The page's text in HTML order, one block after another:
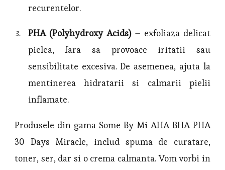
recurentelor.
PHA (Polyhydroxy Acids) – exfoliaza delicat
pielea, fara sa provoace iritatii sau
sensibilitate excesiva. De asemenea, ajuta la
mentinerea hidratarii si calmarii pielii
inflamate.
Produsele din gama Some By Mi AHA BHA PHA
30 Days Miracle, includ spuma de curatare,
toner, ser, dar si o crema calmanta. Vom vorbi in